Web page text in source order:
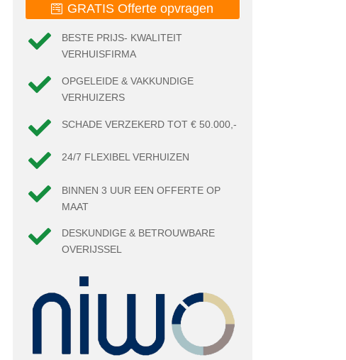
GRATIS Offerte opvragen

BESTE PRIJS- KWALITEIT
VERHUISFIRMA

OPGELEIDE & VAKKUNDIGE
VERHUIZERS
 SCHADE VERZEKERD TOT € 50.000,-
 24/7 FLEXIBEL VERHUIZEN

BINNEN 3 UUR EEN OFFERTE OP
MAAT

DESKUNDIGE & BETROUWBARE
OVERIJSSEL